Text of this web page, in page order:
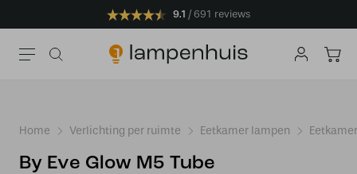
9.1 691 reviews
Home Verlichting per ruimte Eetkamer lampen
By Eve Glow M5 Tube